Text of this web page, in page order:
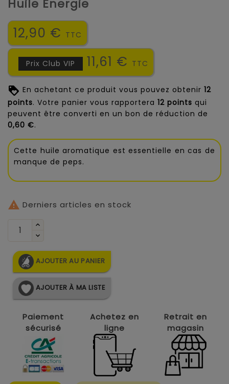
Huile Energie
12,90 € TTC
Prix Club VIP 11,61 € TTC
En achetant ce produit vous pouvez obtenir 12
points. Votre panier vous rapportera 12 points qui
peuvent être converti en un bon de réduction de
0,60 €.
Cette huile aromatique est essentielle en cas de
manque de peps.
 Derniers articles en stock
AJOUTER AU PANIER
AJOUTER À MA LISTE
Paiement
sécurisé
Achetez en
ligne
Retrait en
magasin